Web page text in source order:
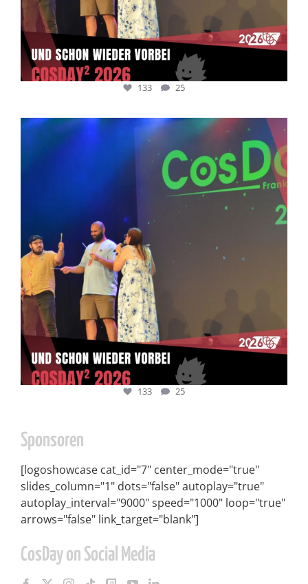
133 25
cosday
Juli 5
133 25
133 25
Sponsoren
[logoshowcase cat_id="7" center_mode="true"
slides_column="1" dots="false" autoplay="true"
autoplay_interval="9000" speed="1000" loop="true"
arrows="false" link_target="blank"]
CosDay on Social Media